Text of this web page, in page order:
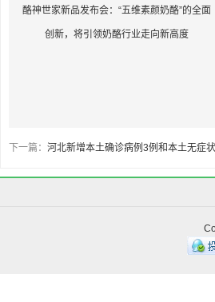
酪神世家新品发布会：“五维素颜奶酪”的全面
创新，将引领奶酪行业走向新高度
下一篇： 河北新增本土确诊病例3例和本土无症